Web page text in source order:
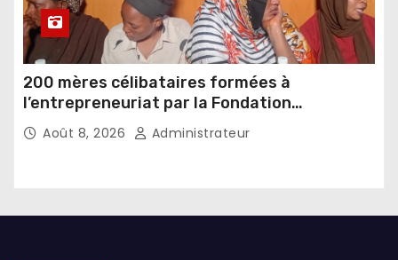
200 mères célibataires formées à
l’entrepreneuriat par la Fondation
Umugiraneza et l’OPDD
Août 8, 2026 Administrateur